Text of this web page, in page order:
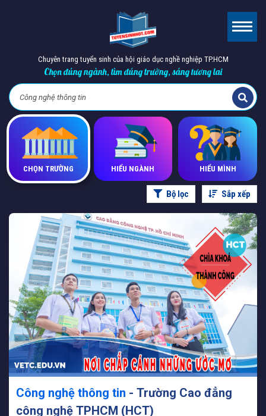
Chuyên trang tuyển sinh của hội giáo dục nghề nghiệp TP.HCM
Chọn đúng ngành, tìm đúng trường, sáng tương lai
HIỂU MÌNH
HIỂU NGÀNH
CHỌN TRƯỜNG
Bộ lọc Sắp xếp
Công nghệ thông tin - Trường Cao đẳng
công nghệ TPHCM (HCT)